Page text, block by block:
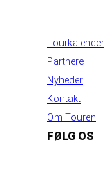
Tourkalender
Partnere
Nyheder
Kontakt
Om Touren
FØLG OS